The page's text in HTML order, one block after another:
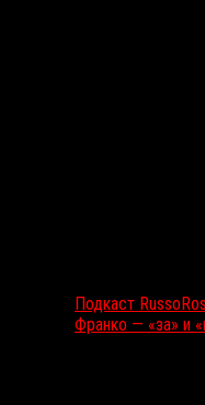
Подкаст
Франко — «за» и